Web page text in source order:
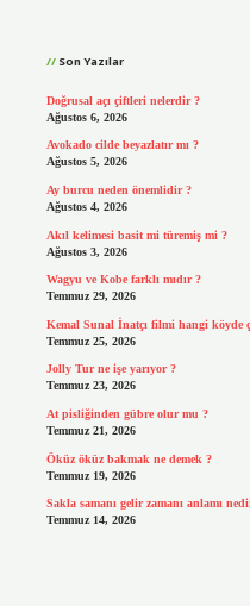
Son Yazılar
Doğrusal açı çiftleri nelerdir ?
Ağustos 6, 2026
Avokado cilde beyazlatır mı ?
Ağustos 5, 2026
Ay burcu neden önemlidir ?
Ağustos 4, 2026
Akıl kelimesi basit mi türemiş mi ?
Ağustos 3, 2026
Wagyu ve Kobe farklı mıdır ?
Temmuz 29, 2026
Kemal Sunal İnatçı filmi hangi köyde
Temmuz 25, 2026
Jolly Tur ne işe yarıyor ?
Temmuz 23, 2026
At pisliğinden gübre olur mu ?
Temmuz 21, 2026
Öküz öküz bakmak ne demek ?
Temmuz 19, 2026
Sakla samanı gelir zamanı anlamı
Temmuz 14, 2026